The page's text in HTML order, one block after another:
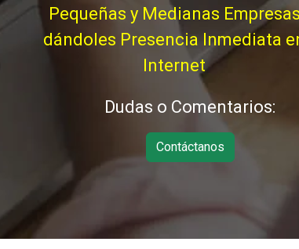
Pequeñas y Medianas
dándoles Presencia Inmediata
Internet
Dudas o Comentarios:
Contáctanos